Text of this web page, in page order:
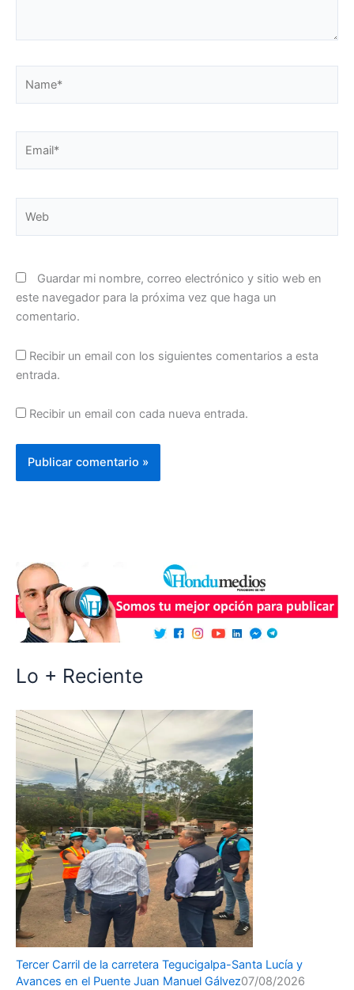
Guardar mi nombre, correo electrónico y sitio web en
este navegador para la próxima vez que haga un
comentario.
Recibir un email con los siguientes comentarios a esta
entrada.
Recibir un email con cada nueva entrada.
Lo + Reciente
Tercer Carril de la carretera Tegucigalpa-Santa Lucía y
Avances en el Puente Juan Manuel Gálvez07/08/2026